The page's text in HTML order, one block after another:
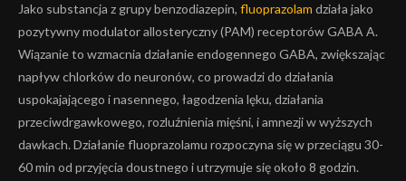
Jako substancja z grupy benzodiazepin, fluoprazolam działa jako
pozytywny modulator allosteryczny (PAM) receptorów GABA A.
Wiązanie to wzmacnia działanie endogennego GABA, zwiększając
napływ chlorków do neuronów, co prowadzi do działania
uspokajającego i nasennego, łagodzenia lęku, działania
przeciwdrgawkowego, rozluźnienia mięśni, i amnezji w wyższych
dawkach. Działanie fluoprazolamu rozpoczyna się w przeciągu 30-
60 min od przyjęcia doustnego i utrzymuje się około 8 godzin.